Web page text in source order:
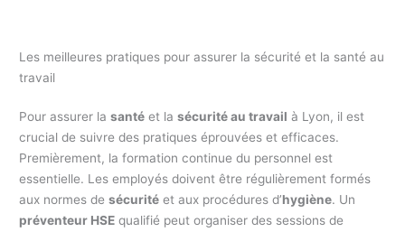
Les meilleures pratiques pour assurer la sécurité et la santé au
travail
Pour assurer lasanté et lasécurité au travail à Lyon, il est
crucial de suivre des pratiques éprouvées et efficaces.
Premièrement, la formation continue du personnel est
essentielle. Les employés doivent être régulièrement formés
aux normes desécurité et aux procédures d’hygiène. Un
préventeur HSE qualifié peut organiser des sessions de